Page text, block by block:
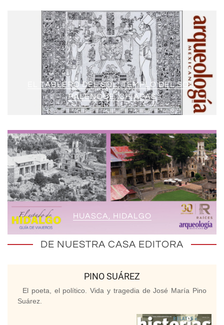
EL TABLERO DEL SOL, TEMPLO DEL SOL,
PALENQUE, CHIAPAS
HUASCA, HIDALGO
DE NUESTRA CASA EDITORA
PINO SUÁREZ
El poeta, el político. Vida y tragedia de José María Pino
Suárez.